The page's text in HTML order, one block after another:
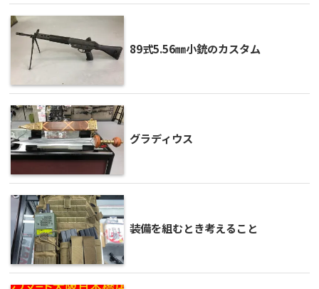
89式5.56㎜小銃のカスタム
グラディウス
装備を組むとき考えること